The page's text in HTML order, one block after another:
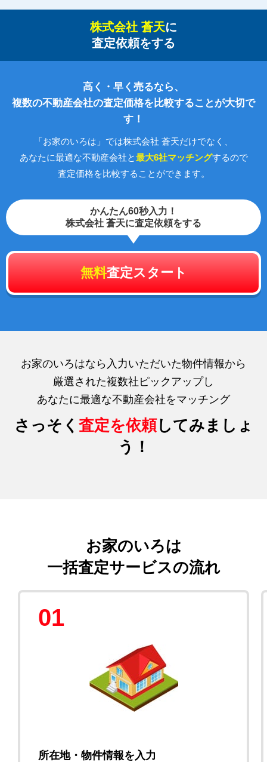
株式会社 蒼天に
査定依頼をする
高く・早く売るなら、
複数の不動産会社の査定価格を比較することが大切で
す！
「お家のいろは」では株式会社 蒼天だけでなく、
あなたに最適な不動産会社と最大6社マッチングするので
査定価格を比較することができます。
かんたん60秒入力！
株式会社 蒼天に査定依頼をする
無料査定スタート
お家のいろはなら入力いただいた物件情報から
厳選された複数社ピックアップし
あなたに最適な不動産会社をマッチング
さっそく 査定を依頼してみましょ
う！
お家のいろは
一括査定サービスの流れ
01
所在地・物件情報を入力